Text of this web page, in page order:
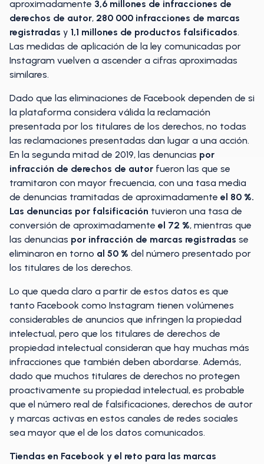
aproximadamente 3,6 millones de infracciones de
derechos de autor, 280 000 infracciones de marcas
registradas y 1,1 millones de productos falsificados.
Las medidas de aplicación de la ley comunicadas por
Instagram vuelven a ascender a cifras aproximadas
similares.
Dado que las eliminaciones de Facebook dependen de si
la plataforma considera válida la reclamación
presentada por los titulares de los derechos, no todas
las reclamaciones presentadas dan lugar a una acción.
En la segunda mitad de 2019, las denuncias por
infracción de derechos de autor fueron las que se
tramitaron con mayor frecuencia, con una tasa media
de denuncias tramitadas de aproximadamente el 80 %.
Las denuncias por falsificación tuvieron una tasa de
conversión de aproximadamente el 72 %, mientras que
las denuncias por infracción de marcas registradas se
eliminaron en torno al 50 % del número presentado por
los titulares de los derechos.
Lo que queda claro a partir de estos datos es que
tanto Facebook como Instagram tienen volúmenes
considerables de anuncios que infringen la propiedad
intelectual, pero que los titulares de derechos de
propiedad intelectual consideran que hay muchas más
infracciones que también deben abordarse. Además,
dado que muchos titulares de derechos no protegen
proactivamente su propiedad intelectual, es probable
que el número real de falsificaciones, derechos de autor
y marcas activas en estos canales de redes sociales
sea mayor que el de los datos comunicados.
Tiendas en Facebook y el reto para las marcas